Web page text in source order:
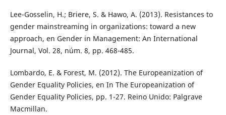
Lee-Gosselin, H.; Briere, S. & Hawo, A. (2013). Resistances to
gender mainstreaming in organizations: toward a new
approach, en Gender in Management: An International
Journal, Vol. 28, núm. 8, pp. 468-485.
Lombardo, E. & Forest, M. (2012). The Europeanization of
Gender Equality Policies, en In The Europeanization of
Gender Equality Policies, pp. 1-27. Reino Unido: Palgrave
Macmillan.